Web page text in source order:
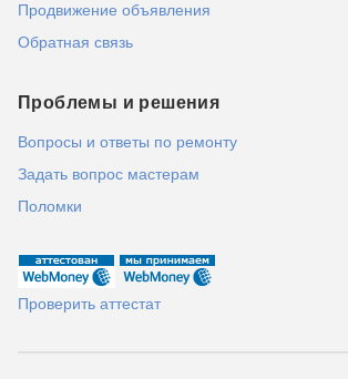
Продвижение объявления
Обратная связь
Проблемы и решения
Вопросы и ответы по ремонту
Задать вопрос мастерам
Поломки
Проверить аттестат